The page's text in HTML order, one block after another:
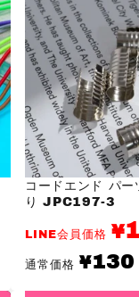
コードエンド パ
り JPC197-3
LINE会員価格 ¥
通常価格
通
常
¥130